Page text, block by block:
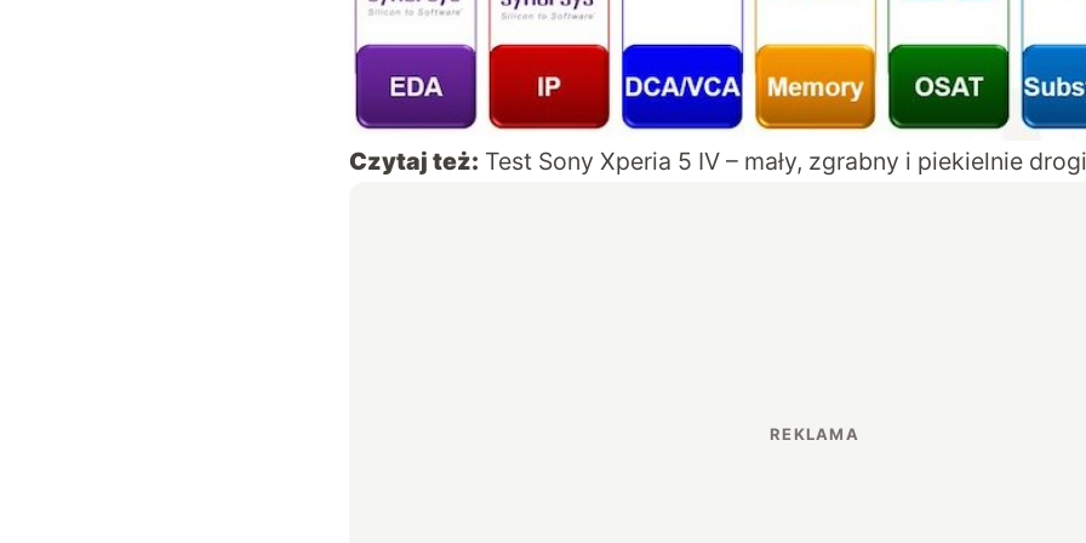
Czytaj też: Test Sony Xperia 5 IV – mały, zgrabny i piekielnie drogi